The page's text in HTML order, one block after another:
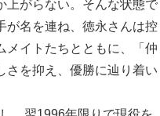
上がらない。そんな状態で
が名を連ね、徳永さんは控
メイトたちとともに、「仲
さを抑え、優勝に辿り着い